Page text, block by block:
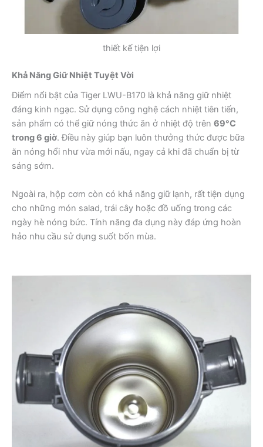
thiết kế tiện lợi
Khả Năng Giữ Nhiệt Tuyệt Vời
Điểm nổi bật của Tiger LWU-B170 là khả năng giữ nhiệt
đáng kinh ngạc. Sử dụng công nghệ cách nhiệt tiên tiến,
sản phẩm có thể giữ nóng thức ăn ở nhiệt độ trên 69°C
trong 6 giờ. Điều này giúp bạn luôn thưởng thức được bữa
ăn nóng hổi như vừa mới nấu, ngay cả khi đã chuẩn bị từ
sáng sớm.
Ngoài ra, hộp cơm còn có khả năng giữ lạnh, rất tiện dụng
cho những món salad, trái cây hoặc đồ uống trong các
ngày hè nóng bức. Tính năng đa dụng này đáp ứng hoàn
hảo nhu cầu sử dụng suốt bốn mùa.